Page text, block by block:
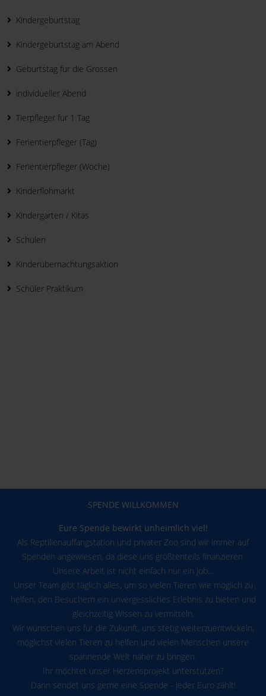
Kindergeburtstag
Kindergeburtstag am Abend
Geburtstag fur die Grossen
individueller Abend
Tierpfleger fur 1 Tag
Ferientierpfleger (Tag)
Ferientierpfleger (Woche)
Kinderflohmarkt
Kindergarten / Kitas
Schulen
Kinderübernachtungsaktion
Schüler Praktikum
SPENDE WILLKOMMEN
Eure Spende bewirkt unheimlich viel!
Als Reptilienauffangstation und privater Zoo sind wir immer auf
Spenden angewiesen, da diese uns größtenteils finanzieren.
Unsere Arbeit ist nicht einfach nur ein Job...
Unser Team gibt täglich alles, um so vielen Tieren wie möglich zu
helfen, den Besuchern ein unvergessliches Erlebnis zu bieten und
gleichzeitig Wissen zu vermitteln.
Wir wünschen uns für die Zukunft, uns stetig weiterzuentwickeln,
möglichst vielen Tieren zu helfen und vielen Menschen unsere
spannende Welt näher zu bringen.
Ihr möchtet unser Herzensprojekt unterstützen?
Dann sendet uns gerne eine Spende - jeder Euro zählt!